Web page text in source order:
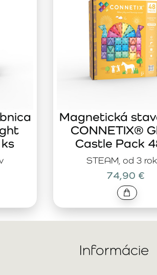
STEAM, od 3
Magnetická
CONNETIX®
Castle Pack
74,90 €
Informácie